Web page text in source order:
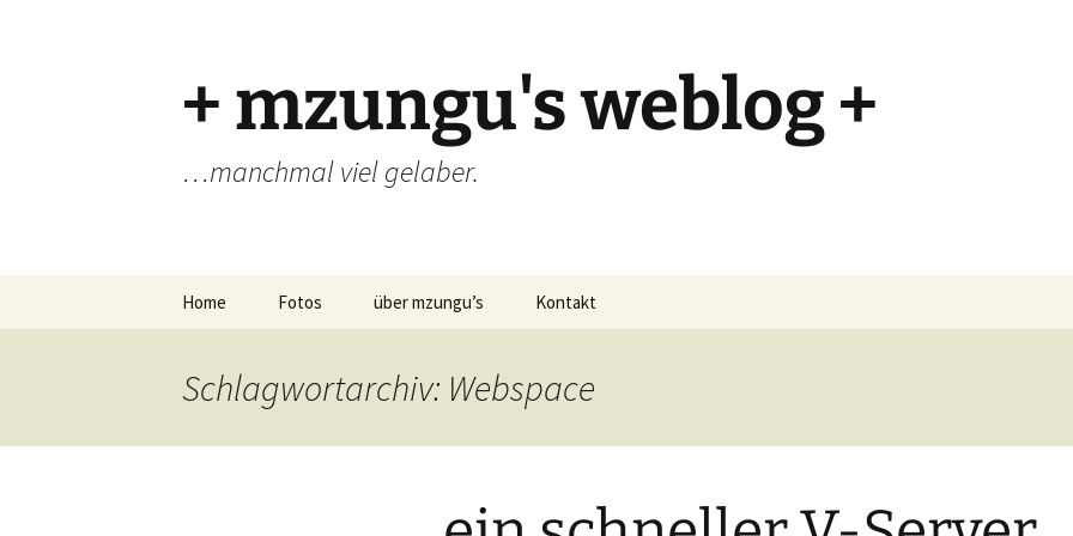
+ mzungu's weblog +
…manchmal viel gelaber.
Home Fotos über mzungu’s Kontakt
Schlagwortarchiv: Webspace